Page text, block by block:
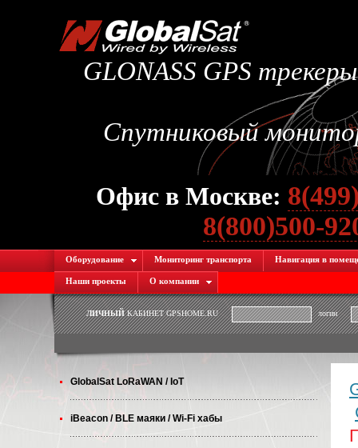
GLONASS GPS
Спутниковый
Офис в Москве:
8(800)500-
Оборудование Мониторинг транспорта Навигация в
Наши проекты О компании
ЛИЧНЫЙКАБИНЕТ GPSHOME.RU логин
GlobalSat LoRaWAN / IoT
iBeacon / BLE маяки / Wi-Fi хабы